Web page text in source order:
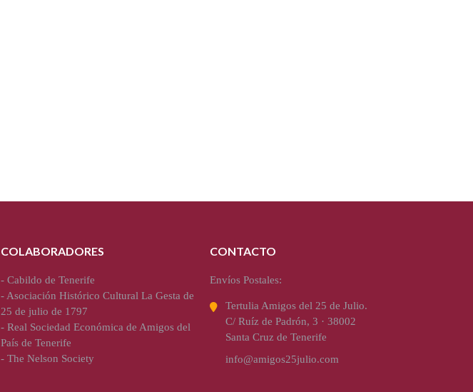
COLABORADORES
- Cabildo de Tenerife
-Asociación Histórico Cultural La Gesta de
25 de julio de 1797
- Real Sociedad Económica de Amigos del
País de Tenerife
- The Nelson Society
CONTACTO
Envíos Postales:
Tertulia Amigos del 25 de Julio.
C/ Ruíz de Padrón, 3 · 38002
Santa Cruz de Tenerife
info@amigos25julio.com